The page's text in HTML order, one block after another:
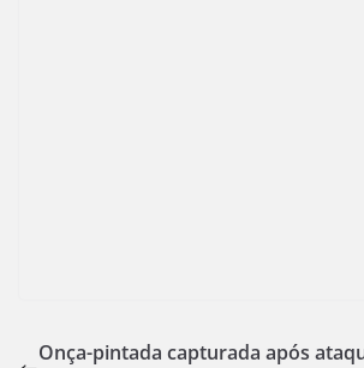
Onça-pintada capturada após